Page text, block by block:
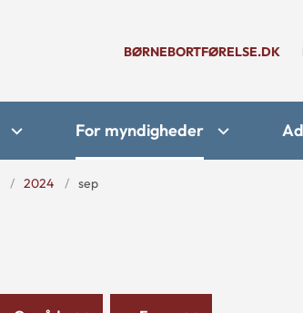
BØRNEBORTFØRELSE.DK
For myndigheder
2024 sep